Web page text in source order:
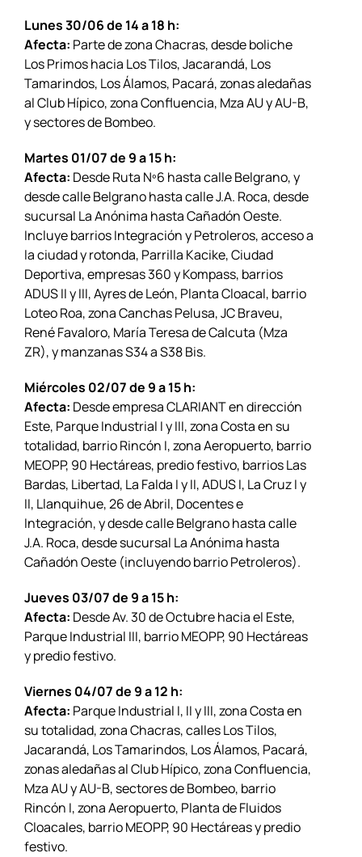
Lunes 30/06 de 14 a 18 h:
Afecta: Parte de zona Chacras, desde boliche
Los Primos hacia Los Tilos, Jacarandá, Los
Tamarindos, Los Álamos, Pacará, zonas aledañas
al Club Hípico, zona Confluencia, Mza AU y AU-B,
y sectores de Bombeo.
Martes 01/07 de 9 a 15 h:
Afecta: Desde Ruta Nº6 hasta calle Belgrano, y
desde calle Belgrano hasta calle J.A. Roca, desde
sucursal La Anónima hasta Cañadón Oeste.
Incluye barrios Integración y Petroleros, acceso a
la ciudad y rotonda, Parrilla Kacike, Ciudad
Deportiva, empresas 360 y Kompass, barrios
ADUS II y III, Ayres de León, Planta Cloacal, barrio
Loteo Roa, zona Canchas Pelusa, JC Braveu,
René Favaloro, María Teresa de Calcuta (Mza
ZR), y manzanas S34 a S38 Bis.
Miércoles 02/07 de 9 a 15 h:
Afecta: Desde empresa CLARIANT en dirección
Este, Parque Industrial I y III, zona Costa en su
totalidad, barrio Rincón I, zona Aeropuerto, barrio
MEOPP, 90 Hectáreas, predio festivo, barrios Las
Bardas, Libertad, La Falda I y II, ADUS I, La Cruz I y
II, Llanquihue, 26 de Abril, Docentes e
Integración, y desde calle Belgrano hasta calle
J.A. Roca, desde sucursal La Anónima hasta
Cañadón Oeste (incluyendo barrio Petroleros).
Jueves 03/07 de 9 a 15 h:
Afecta: Desde Av. 30 de Octubre hacia el Este,
Parque Industrial III, barrio MEOPP, 90 Hectáreas
y predio festivo.
Viernes 04/07 de 9 a 12 h:
Afecta: Parque Industrial I, II y III, zona Costa en
su totalidad, zona Chacras, calles Los Tilos,
Jacarandá, Los Tamarindos, Los Álamos, Pacará,
zonas aledañas al Club Hípico, zona Confluencia,
Mza AU y AU-B, sectores de Bombeo, barrio
Rincón I, zona Aeropuerto, Planta de Fluidos
Cloacales, barrio MEOPP, 90 Hectáreas y predio
festivo.